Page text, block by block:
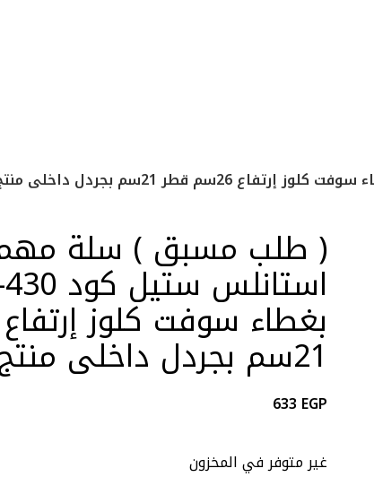
( طلب مسبق ) سلة
21سم بجردل داخلى منتج مستورد
633 EGP
غير متوفر في المخزون